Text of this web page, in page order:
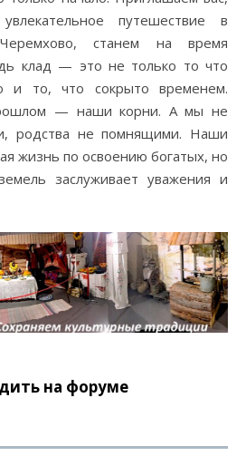
путешествие в
станем на время
клад — это не только то что
и то, что сокрыто временем.
— наши корни. А мы не
родства не помнящими. Наши
жизнь по освоению богатых, но
заслуживает уважения и
на форуме